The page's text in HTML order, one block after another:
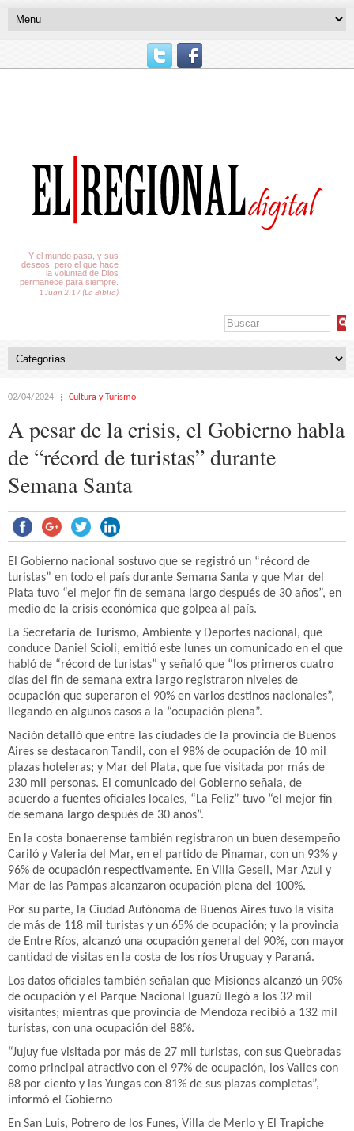
Y el mundo pasa, y sus
deseos; pero el que hace
la voluntad de Dios
permanece para siempre.
1 Juan 2:17 (La Biblia)
02/04/2024 Cultura y Turismo
A pesar de la crisis, el Gobierno habla
de “récord de turistas” durante
Semana Santa
El Gobierno nacional sostuvo que se registró un “récord de
turistas” en todo el país durante Semana Santa y que Mar del
Plata tuvo “el mejor fin de semana largo después de 30 años”, en
medio de la crisis económica que golpea al país.
La Secretaría de Turismo, Ambiente y Deportes nacional, que
conduce Daniel Scioli, emitió este lunes un comunicado en el que
habló de “récord de turistas” y señaló que “los primeros cuatro
días del fin de semana extra largo registraron niveles de
ocupación que superaron el 90% en varios destinos nacionales”,
llegando en algunos casos a la “ocupación plena”.
Nación detalló que entre las ciudades de la provincia de Buenos
Aires se destacaron Tandil, con el 98% de ocupación de 10 mil
plazas hoteleras; y Mar del Plata, que fue visitada por más de
230 mil personas. El comunicado del Gobierno señala, de
acuerdo a fuentes oficiales locales, “La Feliz” tuvo “el mejor fin
de semana largo después de 30 años”.
En la costa bonaerense también registraron un buen desempeño
Cariló y Valeria del Mar, en el partido de Pinamar, con un 93% y
96% de ocupación respectivamente. En Villa Gesell, Mar Azul y
Mar de las Pampas alcanzaron ocupación plena del 100%.
Por su parte, la Ciudad Autónoma de Buenos Aires tuvo la visita
de más de 118 mil turistas y un 65% de ocupación; y la provincia
de Entre Ríos, alcanzó una ocupación general del 90%, con mayor
cantidad de visitas en la costa de los ríos Uruguay y Paraná.
Los datos oficiales también señalan que Misiones alcanzó un 90%
de ocupación y el Parque Nacional Iguazú llegó a los 32 mil
visitantes; mientras que provincia de Mendoza recibió a 132 mil
turistas, con una ocupación del 88%.
“Jujuy fue visitada por más de 27 mil turistas, con sus Quebradas
como principal atractivo con el 97% de ocupación, los Valles con
88 por ciento y las Yungas con 81% de sus plazas completas”,
informó el Gobierno
En San Luis, Potrero de los Funes, Villa de Merlo y El Trapiche